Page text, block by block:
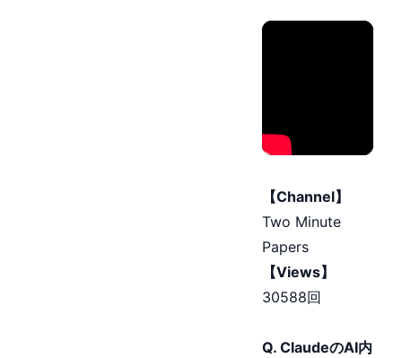
【Channel】
Two Minute
Papers
【Views】
30588回
Q. ClaudeのAI内